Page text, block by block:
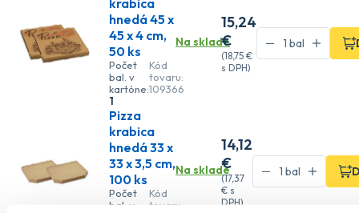
krabica
hnedá 45 x
45 x 4 cm,
50 ks
Počet
bal. v
kartóne:
1
Kód
tovaru:
109366
Na sklade
15,24
€
(18,75 €
s DPH)
Pizza
krabica
hnedá 33 x
33 x 3,5 cm,
100 ks
Počet
bal. v
Kód
tovaru:
Na sklade
14,12
€
(17,37
€ s
DPH)